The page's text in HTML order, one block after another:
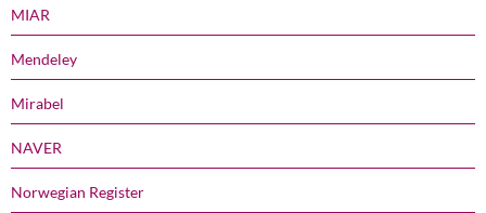
MIAR
Mendeley
Mirabel
NAVER
Norwegian Register